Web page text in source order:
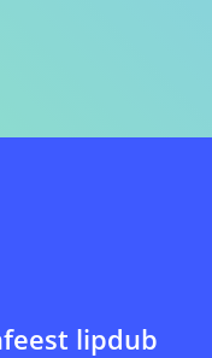
lipdub